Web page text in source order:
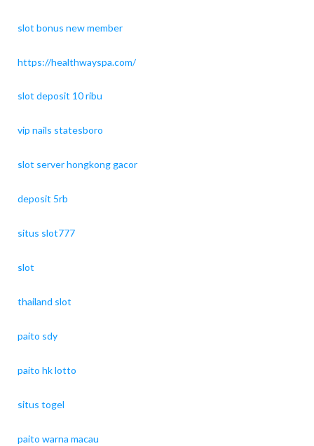
slot bonus new member
https://healthwayspa.com/
slot deposit 10 ribu
vip nails statesboro
slot server hongkong gacor
deposit 5rb
situs slot777
slot
thailand slot
paito sdy
paito hk lotto
situs togel
paito warna macau